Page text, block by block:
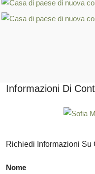
Informazioni Di
Richiedi Informazioni Su
Nome